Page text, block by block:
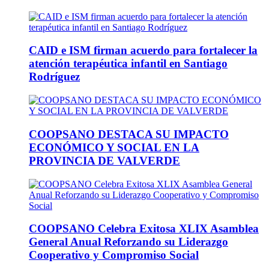
CAID e ISM firman acuerdo para fortalecer la
atención terapéutica infantil en Santiago
Rodríguez
COOPSANO DESTACA SU IMPACTO
ECONÓMICO Y SOCIAL EN LA
PROVINCIA DE VALVERDE
COOPSANO Celebra Exitosa XLIX Asamblea
General Anual Reforzando su Liderazgo
Cooperativo y Compromiso Social